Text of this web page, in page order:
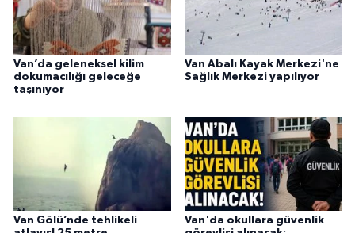
Van’da geleneksel kilim
dokumacılığı geleceğe
taşınıyor
Van Abalı Kayak Merkezi'ne
Sağlık Merkezi yapılıyor
Van Gölü’nde tehlikeli
Van'da okullara güvenlik